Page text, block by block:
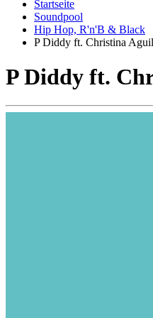
Startseite
Soundpool
Hip Hop, R'n'B & Black
P Diddy ft. Christina
P Diddy ft.